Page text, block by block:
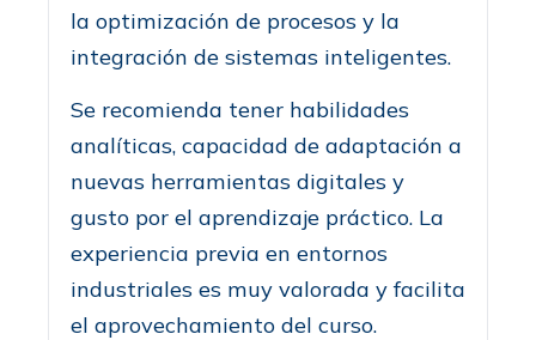
la optimización de procesos y la
integración de sistemas inteligentes.
Se recomienda tener habilidades
analíticas, capacidad de adaptación a
nuevas herramientas digitales y
gusto por el aprendizaje práctico. La
experiencia previa en entornos
industriales es muy valorada y facilita
el aprovechamiento del curso.